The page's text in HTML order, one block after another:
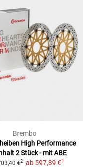
Brembo
High Performance
2 Stück - mit ABE
€2 ab 597,89 €1